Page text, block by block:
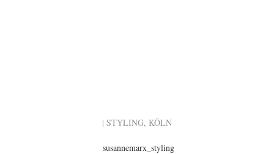
| STYLING, KÖLN
susannemarx_styling